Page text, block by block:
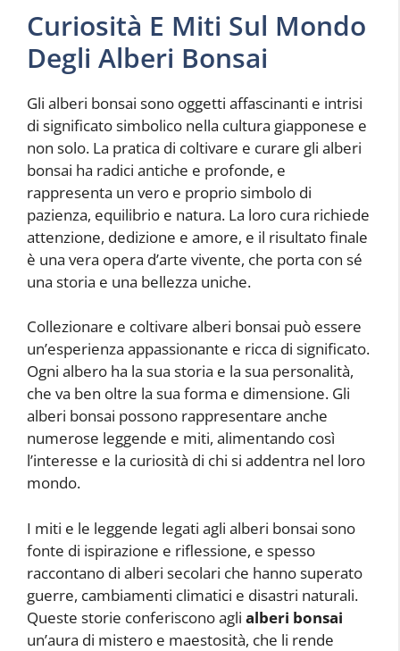
Curiosità E Miti Sul Mondo
Degli Alberi Bonsai
Gli alberi bonsai sono oggetti affascinanti e intrisi
di significato simbolico nella cultura giapponese e
non solo. La pratica di coltivare e curare gli alberi
bonsai ha radici antiche e profonde, e
rappresenta un vero e proprio simbolo di
pazienza, equilibrio e natura. La loro cura richiede
attenzione, dedizione e amore, e il risultato finale
è una vera opera d’arte vivente, che porta con sé
una storia e una bellezza uniche.
Collezionare e coltivare alberi bonsai può essere
un’esperienza appassionante e ricca di significato.
Ogni albero ha la sua storia e la sua personalità,
che va ben oltre la sua forma e dimensione. Gli
alberi bonsai possono rappresentare anche
numerose leggende e miti, alimentando così
l’interesse e la curiosità di chi si addentra nel loro
mondo.
I miti e le leggende legati agli alberi bonsai sono
fonte di ispirazione e riflessione, e spesso
raccontano di alberi secolari che hanno superato
guerre, cambiamenti climatici e disastri naturali.
Queste storie conferiscono agli alberi bonsai
un’aura di mistero e maestosità, che li rende